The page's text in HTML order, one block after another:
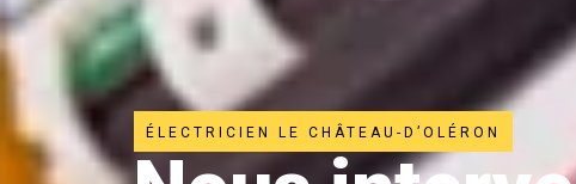
ÉLECTRICIEN LE CHÂTEAU-D’OLÉRON